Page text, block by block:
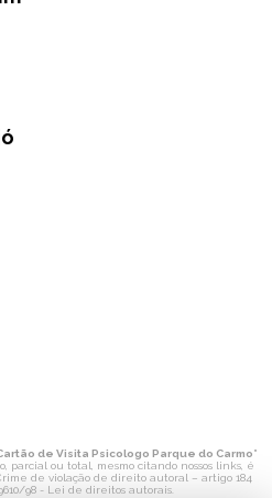
de Visita Psicologo Parque do Carmo"
parcial ou total, mesmo citando nossos links, é
de violação de direito autoral – artigo 184
98 - Lei de direitos autorais.